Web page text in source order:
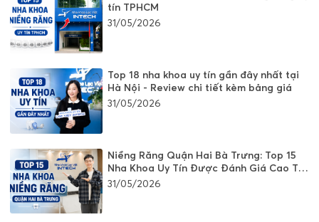
tín TPHCM
31/05/2026
Top 18 nha khoa uy tín gần đây nhất tại
Hà Nội - Review chi tiết kèm bảng giá
31/05/2026
Niềng Răng Quận Hai Bà Trưng: Top 15
Nha Khoa Uy Tín Được Đánh Giá Cao Tại
Hà Nội
31/05/2026